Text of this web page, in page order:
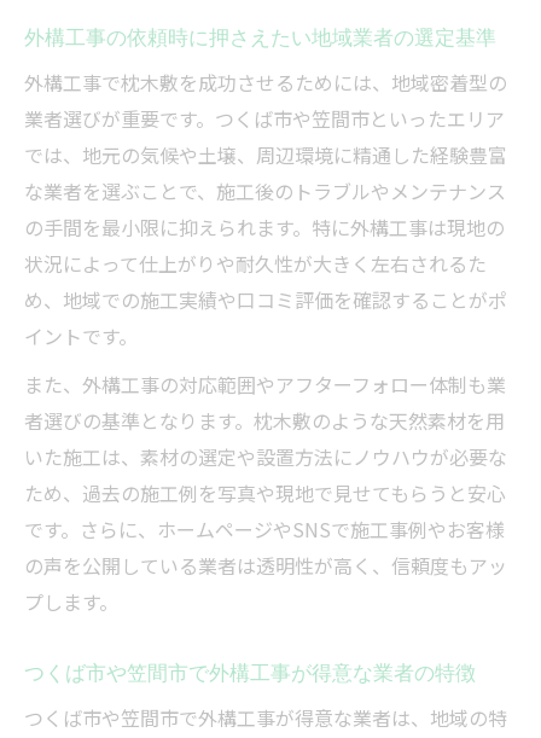
外構工事の依頼時に押さえたい地域業者の選定基準
外構工事で枕木敷を成功させるためには、地域密着型の
業者選びが重要です。つくば市や笠間市といったエリア
では、地元の気候や土壌、周辺環境に精通した経験豊富
な業者を選ぶことで、施工後のトラブルやメンテナンス
の手間を最小限に抑えられます。特に外構工事は現地の
状況によって仕上がりや耐久性が大きく左右されるた
め、地域での施工実績や口コミ評価を確認することがポ
イントです。
また、外構工事の対応範囲やアフターフォロー体制も業
者選びの基準となります。枕木敷のような天然素材を用
いた施工は、素材の選定や設置方法にノウハウが必要な
ため、過去の施工例を写真や現地で見せてもらうと安心
です。さらに、ホームページやSNSで施工事例やお客様
の声を公開している業者は透明性が高く、信頼度もアッ
プします。
つくば市や笠間市で外構工事が得意な業者の特徴
つくば市や笠間市で外構工事が得意な業者は、地域の特